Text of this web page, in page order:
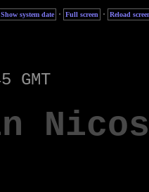
Show system date · Full screen · Reload